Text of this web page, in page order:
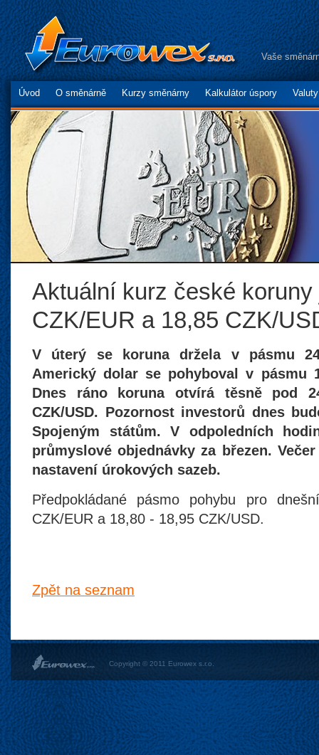
Vaše
Úvod O směnárně Kurzy směnárny Kalkulátor úspory
Aktuální kurz české koruny
CZK/EUR a 18,85 CZK/
V úterý se koruna držela v pásmu
Americký dolar se pohyboval v pásmu
Dnes ráno koruna otvírá těsně pod
CZK/USD. Pozornost investorů dnes
Spojeným státům. V odpoledních
průmyslové objednávky za březen.
nastavení úrokových sazeb.
Předpokládané pásmo pohybu pro
CZK/EUR a 18,80 - 18,95 CZK/USD.
Zpět na seznam
Copyright © 2011 Eurowex s.r.o.